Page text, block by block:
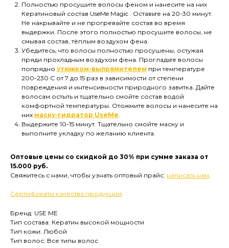
Полностью просушите волосы феном и нанесите на них
Кератиновый состав UseMe Magic . Оставьте на 20-30 минут.
Не накрывайте и не прогревайте состав во время
выдержки. После этого полностью просушите волосы, не
смывая состав, тёплым воздухом фена.
Убедитесь, что волосы полностью просушены, остужая
пряди прохладным воздухом фена. Прогладьте волосы
попрядно утюжком-выпрямителем при температуре
200-230 С от 7 до 15 раз в зависимости от степени
повреждения и интенсивности природного завитка. Дайте
волосам остыть и тщательно смойте состав водой
комфортной температуры. Отожмите волосы и нанесите на
них маску-гидратор UseMe.
Выдержите 10-15 минут. Тщательно смойте маску и
выполните укладку по желанию клиента.
Оптовые цены со скидкой до 30% при сумме заказа от
15.000 руб.
Свяжитесь с нами, чтобы узнать оптовый прайс: написать нам.
Сертификаты качества продукции.
Бренд: USE ME
Тип состава: Кератин высокой мощности
Тип кожи: Любой
Тип волос: Все типы волос